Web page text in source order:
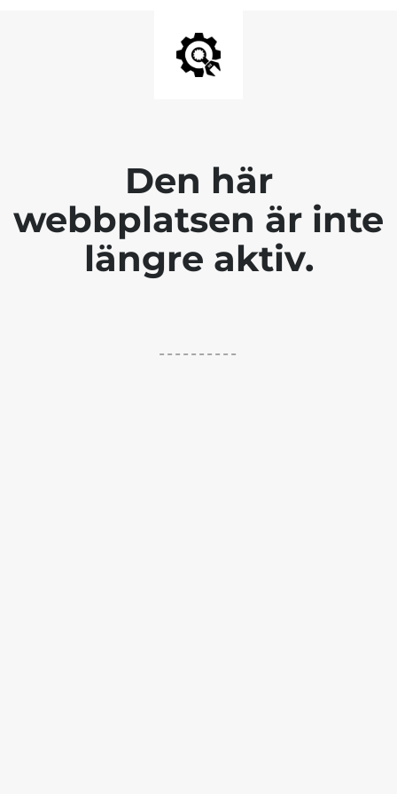
Den här
webbplatsen är inte
längre aktiv.
----------